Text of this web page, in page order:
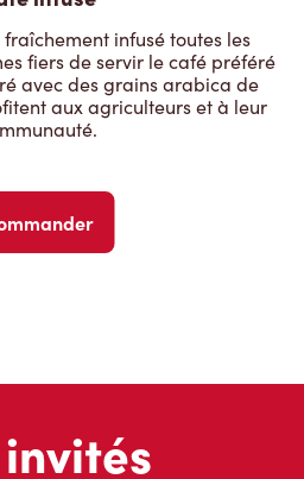
infusé toutes les
fiers de servir le café préféré
avec des grains arabica de
aux agriculteurs et à leur